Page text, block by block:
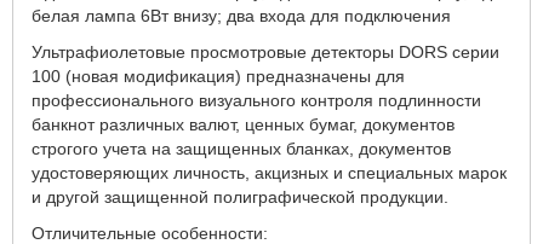
белая лампа 6Вт внизу; два входа для подключения
Ультрафиолетовые просмотровые детекторы DORS серии
100 (новая модификация) предназначены для
профессионального визуального контроля подлинности
банкнот различных валют, ценных бумаг, документов
строгого учета на защищенных бланках, документов
удостоверяющих личность, акцизных и специальных марок
и другой защищенной полиграфической продукции.
Отличительные особенности: